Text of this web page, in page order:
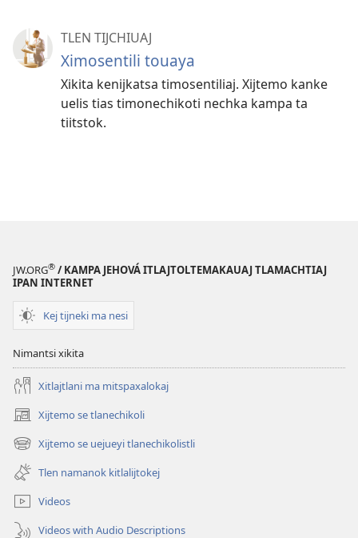
TLEN TIJCHIUAJ
Ximosentili touaya
Xikita kenijkatsa timosentiliaj. Xijtemo kanke
uelis tias timonechikoti nechka kampa ta
tiitstok.
JW.ORG® / KAMPA JEHOVÁ ITLAJTOLTEMAKAUAJ TLAMACHTIAJ
IPAN INTERNET
Kej tijneki ma nesi
Nimantsi xikita
Xitlajtlani ma mitspaxalokaj
Xijtemo se tlanechikoli
(opens
new
window)
Xijtemo se uejueyi tlanechikolistli
(opens
new
window)
Tlen namanok kitlalijtokej
Videos
Videos with Audio Descriptions